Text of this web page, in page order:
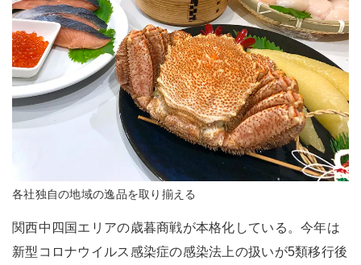
各社独自の地域の逸品を取り揃える
関西中四国エリアの歳暮商戦が本格化している。今年は
新型コロナウイルス感染症の感染法上の扱いが5類移行後